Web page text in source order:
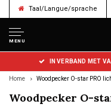
Taal/Langue/sprache
MENU
IN VERBAND MET
Home Woodpecker O-star PRO
Woodpecker O-